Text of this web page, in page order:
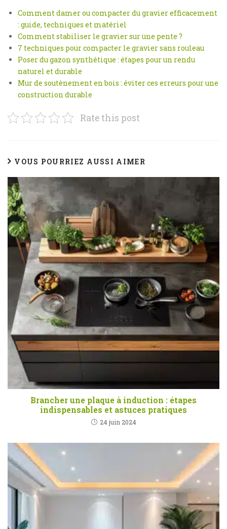
Comment damer ou compacter du gravier efficacement
: guide, techniques et matériel
Comment stabiliser le gravier sur une pente ?
7 techniques pour compacter le gravier sans rouleau
Poser du gazon synthétique : étapes pour un rendu
naturel et durable
Mur de soutènement en bois : éviter ces erreurs pour une
construction durable
Rate this post
VOUS POURRIEZ AUSSI AIMER
Brancher une plaque à induction : étapes
indispensables et astuces pratiques
24 juin 2024